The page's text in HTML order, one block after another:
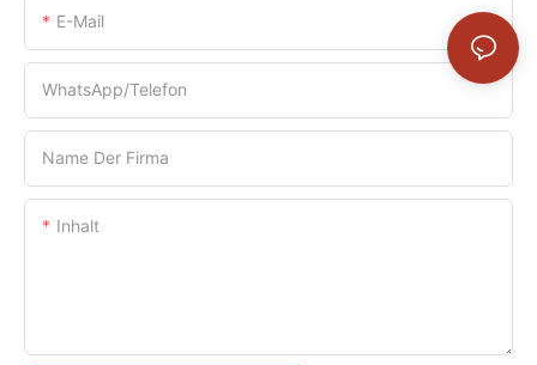
E-Mail
WhatsApp/Telefon
Name Der Firma
Inhalt